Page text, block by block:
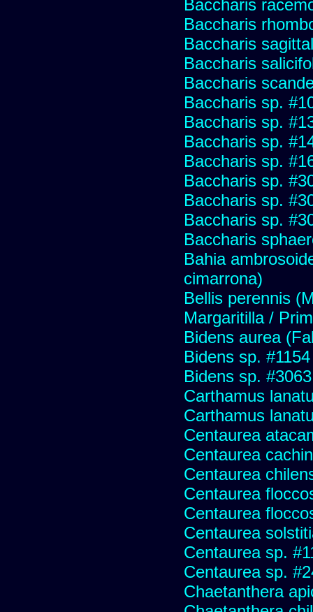
Baccharis
Baccharis
Baccharis
Baccharis
Baccharis
Baccharis sp.
Baccharis sp.
Baccharis sp.
Baccharis sp.
Baccharis sp.
Baccharis sp.
Baccharis sp.
Baccharis
Bahia
cimarrona)
Bellis perennis
Margaritilla /
Bidens aurea
Bidens sp. #1154
Bidens sp. #3063
Carthamus
Carthamus
Centaurea
Centaurea
Centaurea
Centaurea
Centaurea
Centaurea
Centaurea sp.
Centaurea sp.
Chaetanthera